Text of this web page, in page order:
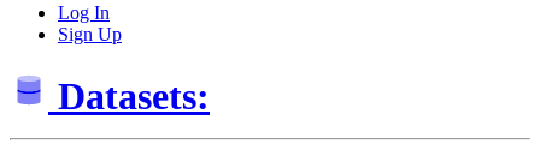
Log In
Sign Up
Datasets: